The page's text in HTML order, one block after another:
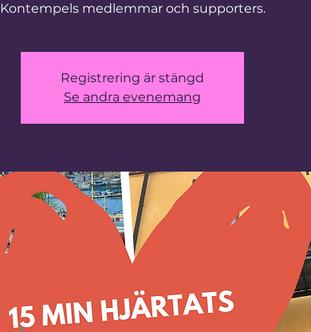
Kontempels medlemmar och supporters.
Registrering är stängd
Se andra evenemang